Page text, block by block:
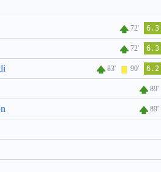
72' 6.3
72' 6.3
83' 90' 6.2
89'
89'